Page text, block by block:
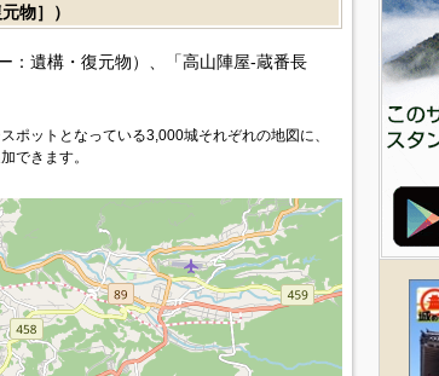
物］）
：遺構・復元物）、「高山陣屋-蔵番長
ポットとなっている3,000城それぞれの地図に、
できます。